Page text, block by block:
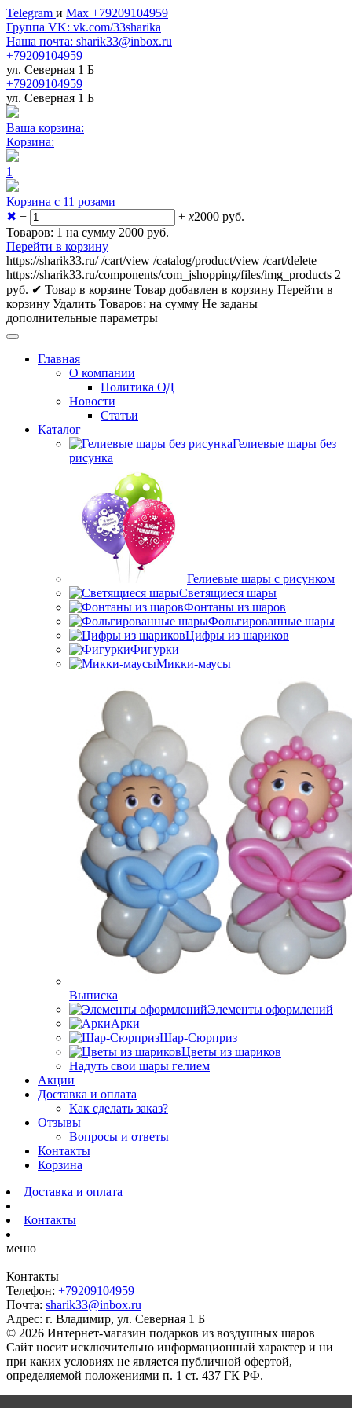
Telegram и Max +79209104959
Группа VK: vk.com/33sharika
Наша почта: sharik33@inbox.ru
+79209104959
ул. Северная 1 Б
+79209104959
ул. Северная 1 Б
Ваша корзина:
Корзина:
1
Корзина с 11 розами
✖ − + x2000 руб.
Товаров: 1 на сумму 2000 руб.
Перейти в корзину
https://sharik33.ru/ /cart/view /catalog/product/view /cart/delete
https://sharik33.ru/components/com_jshopping/files/img_products 2
руб. ✔ Товар в корзине Товар добавлен в корзину Перейти в
корзину Удалить Товаров: на сумму Не заданы
дополнительные параметры
Главная
О компании
Политика ОД
Новости
Статьи
Каталог
Гелиевые шары без
рисунка
Гелиевые шары с рисунком
Светящиеся шары
Фонтаны из шаров
Фольгированные шары
Цифры из шариков
Фигурки
Микки-маусы
Выписка
Элементы оформлений
Арки
Шар-Сюрприз
Цветы из шариков
Надуть свои шары гелием
Акции
Доставка и оплата
Как сделать заказ?
Отзывы
Вопросы и ответы
Контакты
Корзина
Доставка и оплата
Контакты
меню
Контакты
Телефон: +79209104959
Почта: sharik33@inbox.ru
Адрес: г. Владимир, ул. Северная 1 Б
© 2026 Интернет-магазин подарков из воздушных шаров
Сайт носит исключительно информационный характер и ни
при каких условиях не является публичной офертой,
определяемой положениями п. 1 ст. 437 ГК РФ.